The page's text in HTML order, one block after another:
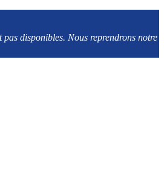
disponibles. Nous reprendrons notre